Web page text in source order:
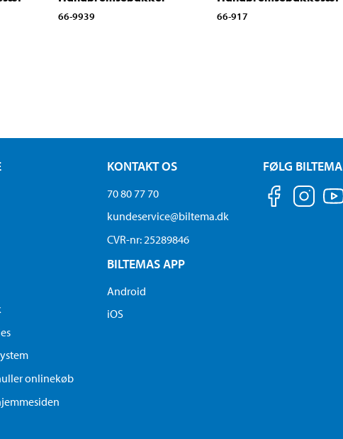
66-9939 66-917
onlinekøb
KONTAKT OS
70 80 77 70
kundeservice@biltema.dk
CVR-nr: 25289846
BILTEMAS APP
Android
iOS
FØLG BILTEMA